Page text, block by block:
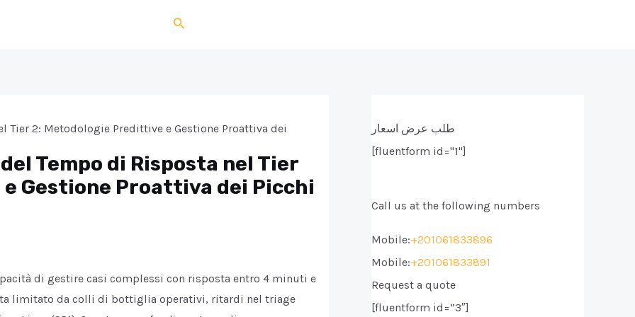
Search
Tier 2: Metodologie Predittive e Gestione Proattiva dei
Tempo di Risposta nel Tier
Gestione Proattiva dei Picchi
di gestire casi complessi con risposta entro 4 minuti e
limitato da colli di bottiglia operativi, ritardi nel triage
طلب عرض اسعار
[fluentform id="1"]
Call us at the following numbers
Mobile:+201061833896
Mobile:+201061833891
Request a quote
[fluentform id=”3″]